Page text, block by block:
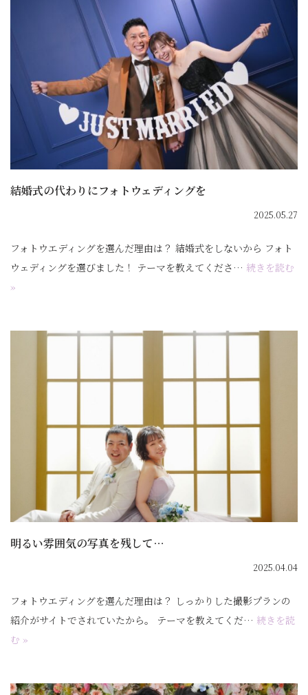
結婚式の代わりにフォトウェディングを
2025.05.27
フォトウエディングを選んだ理由は？ 結婚式をしないから フォト
ウェディングを選びました！ テーマを教えてくださ… 続きを読む
»
明るい雰囲気の写真を残して…
2025.04.04
フォトウエディングを選んだ理由は？ しっかりした撮影プランの
紹介がサイトでされていたから。 テーマを教えてくだ… 続きを読
む »